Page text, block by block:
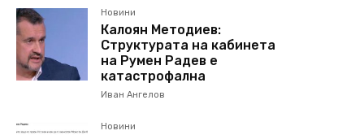
Новини
Калоян Методиев:
Структурата на кабинета
на Румен Радев е
катастрофална
Иван Ангелов
Новини